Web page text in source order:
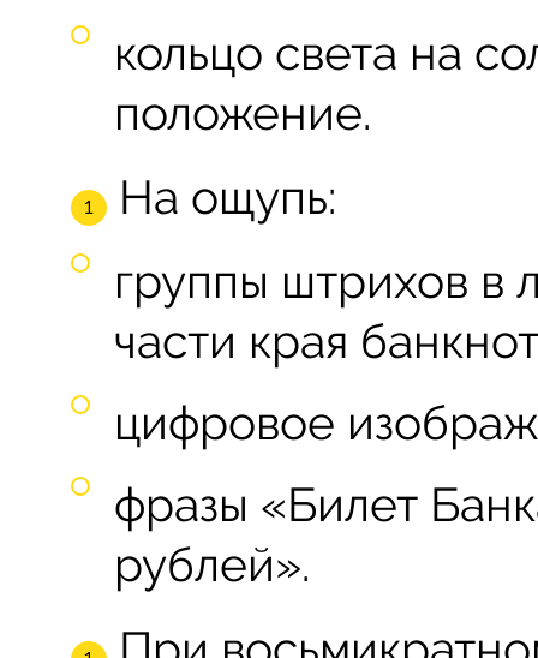
кольцо света на
положение.
На ощупь:
группы штрихов в
части края
цифровое
фразы «Билет
рублей».